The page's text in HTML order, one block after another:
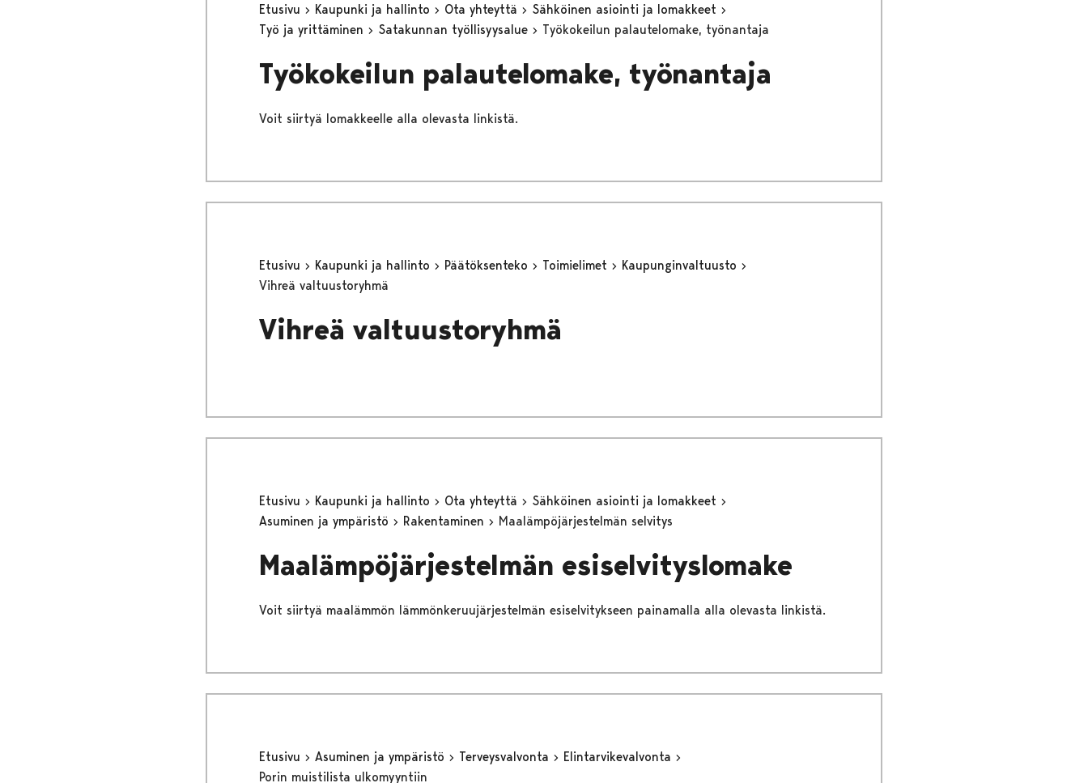
Etusivu Kaupunki ja hallinto Ota yhteyttä
Sähköinen asiointi ja lomakkeet
Työ ja yrittäminen
Satakunnan työllisyysalue Työkokeilun palautelomake, työnantaja
Työkokeilun palautelomake, työnantaja
Voit siirtyä lomakkeelle alla olevasta linkistä.
Etusivu Kaupunki ja hallinto Päätöksenteko Toimielimet
Kaupunginvaltuusto
Vihreä valtuustoryhmä
Vihreä valtuustoryhmä
Etusivu Kaupunki ja hallinto Ota yhteyttä
Sähköinen asiointi ja lomakkeet
Asuminen ja ympäristö
Rakentaminen Maalämpöjärjestelmän selvitys
Maalämpöjärjestelmän esiselvityslomake
Voit siirtyä maalämmön lämmönkeruujärjestelmän esiselvitykseen painamalla alla olevasta linkistä.
Etusivu Asuminen ja ympäristö Terveysvalvonta
Elintarvikevalvonta
Porin muistilista ulkomyyntiin